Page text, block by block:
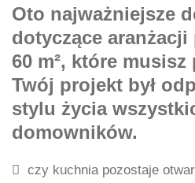
Oto najważniejsze
dotyczące
60 m², które
Twój projekt był
stylu życia
domowników.
czy kuchnia pozostaje